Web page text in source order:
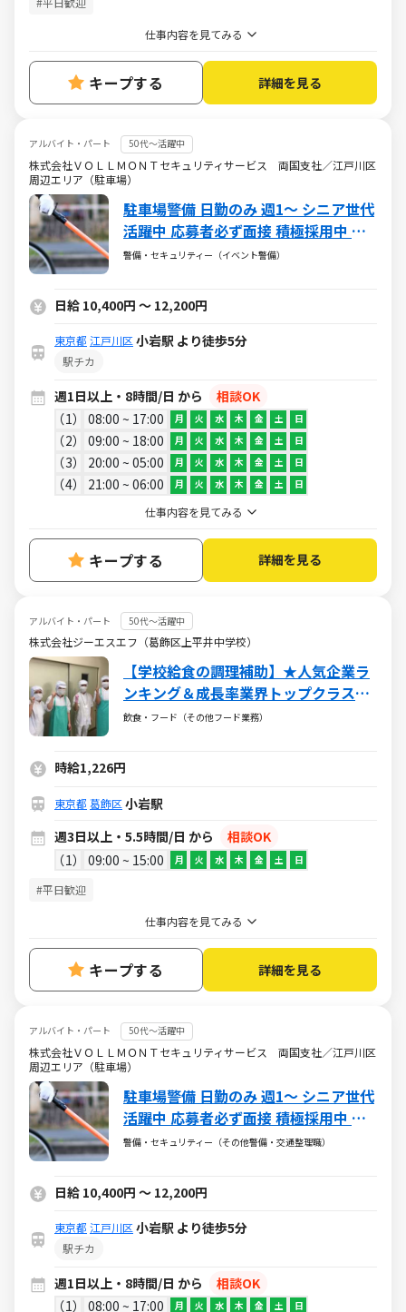
仕事内容を見てみる
キープする 詳細を見る
アルバイト・パート 50代～活躍中
株式会社ＶＯＬＬＭＯＮＴセキュリティサービス 両国支社／江戸川区
周辺エリア（駐車場）
駐車場警備 日勤のみ 週1～ シニア世代
活躍中 応募者必ず面接 積極採用中 未
経験大歓迎 年齢・性別・経験・体力問
警備・セキュリティー（イベント警備）
日給 10,400円 ～ 12,200円
東京都 江戸川区 小岩駅 より徒歩5分
駅チカ
週1日以上・8時間/日 から
相談OK
1
08:00 ~ 17:00 月 火 水 木 金 土 日
2 09:00 ~ 18:00 月 火 水 木 金 土 日
3 20:00 ~ 05:00 月 火 水 木 金 土 日
4 21:00 ~ 06:00 月 火 水 木 金 土 日
仕事内容を見てみる
キープする 詳細を見る
アルバイト・パート 50代～活躍中
株式会社ジーエスエフ（葛飾区上平井中学校）
【学校給食の調理補助】★人気企業ラ
ンキング＆成長率業界トップクラス★
ブランクOK★お得な社割★安定の老舗
飲食・フード（その他フード業務）
時給1,226円
東京都 葛飾区 小岩駅
週3日以上・5.5時間/日 から
相談OK
1
09:00 ~ 15:00 月 火 水 木 金 土 日
#平日歓迎
仕事内容を見てみる
キープする 詳細を見る
アルバイト・パート 50代～活躍中
株式会社ＶＯＬＬＭＯＮＴセキュリティサービス 両国支社／江戸川区
周辺エリア（駐車場）
駐車場警備 日勤のみ 週1～ シニア世代
活躍中 応募者必ず面接 積極採用中 未
経験大歓迎 年齢・性別・経験・体力問
警備・セキュリティー（その他警備・交通整理職）
日給 10,400円 ～ 12,200円
東京都 江戸川区 小岩駅 より徒歩5分
駅チカ
週1日以上・8時間/日 から
相談OK
1
08:00 ~ 17:00 月 火 水 木 金 土 日